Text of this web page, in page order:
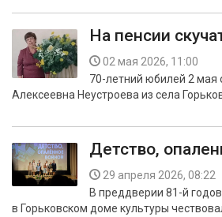
На пенсии
02 мая 2026, 11:00
70-летний юбилей 2
Алексеевна Неустроева из села
Детство,
29 апреля 2026, 08:22
В преддверии 81-й
в Горьковском доме культуры